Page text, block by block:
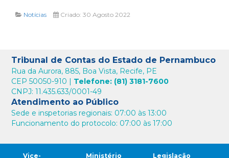
Notícias Criado: 30 Agosto 2022
Tribunal de Contas do Estado de Pernambuco
Rua da Aurora, 885, Boa Vista, Recife, PE
CEP 50050-910 | Telefone: (81) 3181-7600
CNPJ: 11.435.633/0001-49
Atendimento ao Público
Sede e inspetorias regionais: 07:00 às 13:00
Funcionamento do protocolo: 07:00 às 17:00
Vice- Ministério Legislação